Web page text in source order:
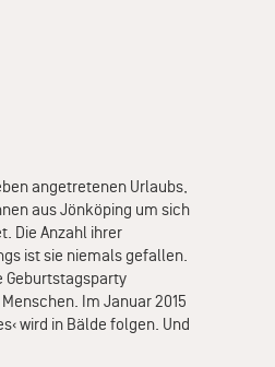
angetretenen Urlaubs,
aus Jönköping um sich
Die Anzahl ihrer
ist sie niemals gefallen.
Geburtstagsparty
Im Januar 2015
wird in Bälde folgen. Und